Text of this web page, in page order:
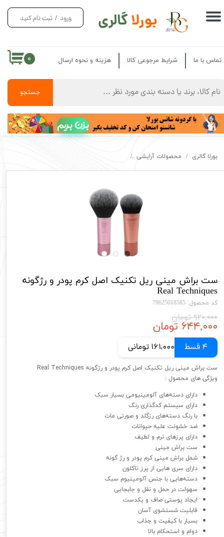
بورلاگالری
جستجو
ورود / ثبت نام کنید
حساب کاربری من
سفارشات
خروج از حساب کاربری
۰ تماس با ما شرایط مرجوعی کالا هزینه و نحوه ارسال
بزن بریم
بورلا گالری محصولات آرایشی
ست براش مینی ریل تکنیک اصل کرم پودر و رژگونه
Real Techniques
کد محصول: 79625018585
۹۲۰,۰۰۰ تومان
۶۴۴,۰۰۰ تومان
4 قسط 161,000 تومانی
ست براش مینی ریل تکنیک اصل کرم پودر و رژگونه Real Techniques
ویژگی های محصول :
دارای دسته‌های آلومینیومی بسیار سبک
دارای سیستم کدگذاری رنگ
با رنگ دسته‌های رزگلد و صورتی مات
ضد خشونت علیه حیوانات
دارای پرزهای نرم و لطیف
ست براش مینی
شمل براش مینی کرم پودر و رژ گونه
دارای سری هایی از پرز تاکلون
دسته‌هایی با جنس آلومینیوم سبک
سهولت در حمل و نقل و جابجایی
ایجاد پوستی صاف و یکدست
قابلیت شستشوی آسان
بسیار با کیفیت و جذاب
دوام و استحکام بالا